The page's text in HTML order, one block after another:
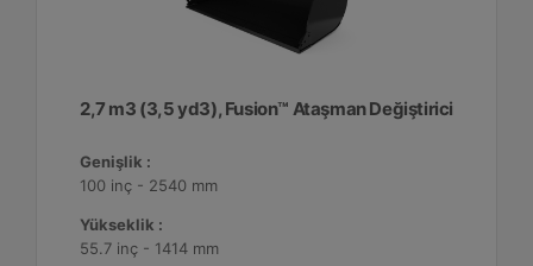
2,7 m3 (3,5 yd3), Fusion™ Ataşman Değiştirici
Genişlik :
100 inç - 2540 mm
Yükseklik :
55.7 inç - 1414 mm